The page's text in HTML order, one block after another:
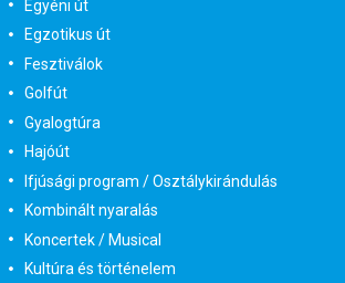
Egyéni út
Egzotikus út
Fesztiválok
Golfút
Gyalogtúra
Hajóút
Ifjúsági program / Osztálykirándulás
Kombinált nyaralás
Koncertek / Musical
Kultúra és történelem